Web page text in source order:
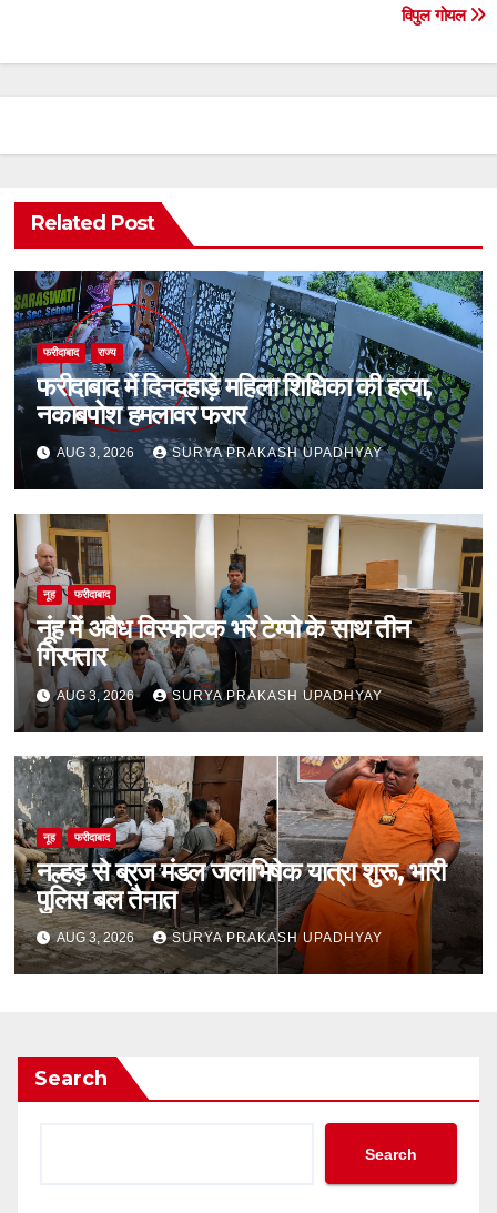
विपुल गोयल
Related Post
फरीदाबाद राज्य
फरीदाबाद में दिनदहाड़े महिला शिक्षिका की हत्या,
नकाबपोश हमलावर फरार
AUG 3, 2026 SURYA PRAKASH UPADHYAY
नूह फरीदाबाद
नूंह में अवैध विस्फोटक भरे टेम्पो के साथ तीन
गिरफ्तार
AUG 3, 2026 SURYA PRAKASH UPADHYAY
नूह फरीदाबाद
नल्हड़ से ब्रज मंडल जलाभिषेक यात्रा शुरू, भारी
पुलिस बल तैनात
AUG 3, 2026 SURYA PRAKASH UPADHYAY
Search
Search